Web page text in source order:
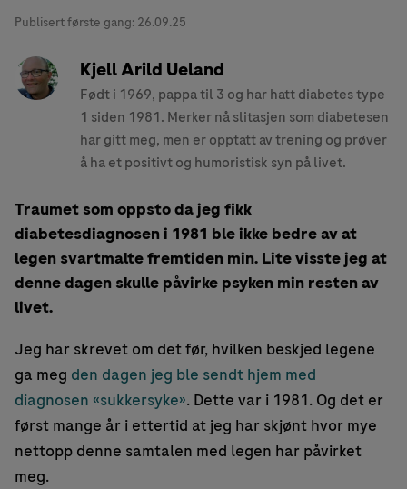
Publisert første gang: 26.09.25
Kjell Arild Ueland
Født i 1969, pappa til 3 og har hatt diabetes type
1 siden 1981. Merker nå slitasjen som diabetesen
har gitt meg, men er opptatt av trening og prøver
å ha et positivt og humoristisk syn på livet.
Traumet som oppsto da jeg fikk
diabetesdiagnosen i 1981 ble ikke bedre av at
legen svartmalte fremtiden min. Lite visste jeg at
denne dagen skulle påvirke psyken min resten av
livet.
Jeg har skrevet om det før, hvilken beskjed legene
ga meg den dagen jeg ble sendt hjem med
diagnosen «sukkersyke». Dette var i 1981. Og det er
først mange år i ettertid at jeg har skjønt hvor mye
nettopp denne samtalen med legen har påvirket
meg.